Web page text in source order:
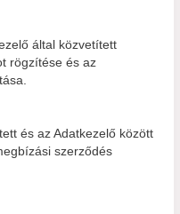
által közvetített
rögzítése és az
és az Adatkezelő között
szerződés